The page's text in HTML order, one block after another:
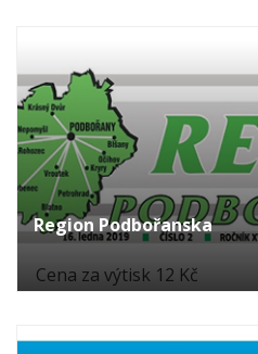
Region Podbořanska
Cena za výtisk 12 Kč